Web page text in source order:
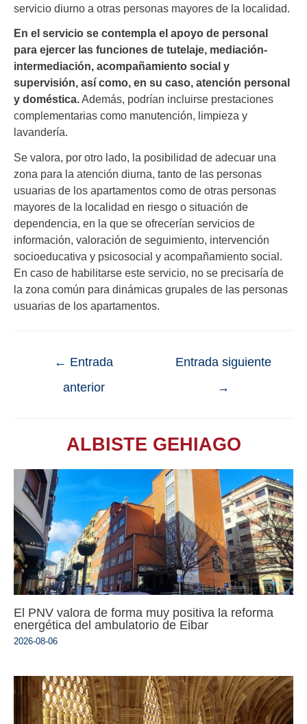
servicio diurno a otras personas mayores de la localidad.
En el servicio se contempla el apoyo de personal
para ejercer las funciones de tutelaje, mediación-
intermediación, acompañamiento social y
supervisión, así como, en su caso, atención personal
y doméstica.Además, podrían incluirse prestaciones
complementarias como manutención, limpieza y
lavandería.
Se valora, por otro lado, la posibilidad de adecuar una
zona para la atención diurna, tanto de las personas
usuarias de los apartamentos como de otras personas
mayores de la localidad en riesgo o situación de
dependencia, en la que se ofrecerían servicios de
información, valoración de seguimiento, intervención
socioeducativa y psicosocial y acompañamiento social.
En caso de habilitarse este servicio, no se precisaría de
la zona común para dinámicas grupales de las personas
usuarias de los apartamentos.
← Entrada
anterior
Entrada siguiente
→
ALBISTE GEHIAGO
El PNV valora de forma muy positiva la reforma
energética del ambulatorio de Eibar
2026-08-06